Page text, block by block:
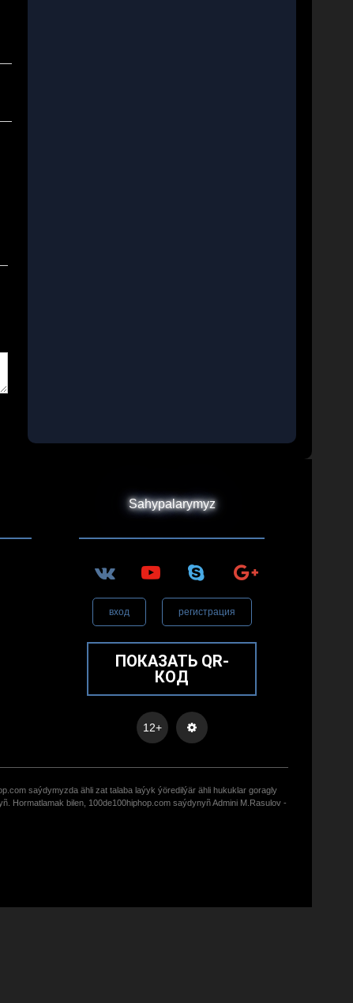
Sahypalarymyz
вход регистрация
ПОКАЗАТЬ QR-
КОД
12+
saýdymyzda ähli zat talaba laýyk ýöredilýär ähli hukuklar goragly
Hormatlamak bilen, 100de100hiphop.com saýdynyñ Admini M.Rasulov -